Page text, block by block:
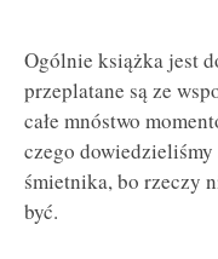
Ogólnie książka jest
przeplatane są ze
całe mnóstwo
czego
śmietnika, bo rzeczy
być.